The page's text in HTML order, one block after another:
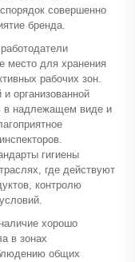
совершенно
бренда.
место для хранения
рабочих зон.
организованной
в надлежащем виде и
гигиены
где действуют
контролю
хорошо
в зонах
общих